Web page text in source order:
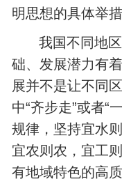
明思想的具体举措
我国不同地
础、发展潜力有
展并不是让不同
中“齐步走”或者“
规律，坚持宜水
宜农则农，宜工
有地域特色的高